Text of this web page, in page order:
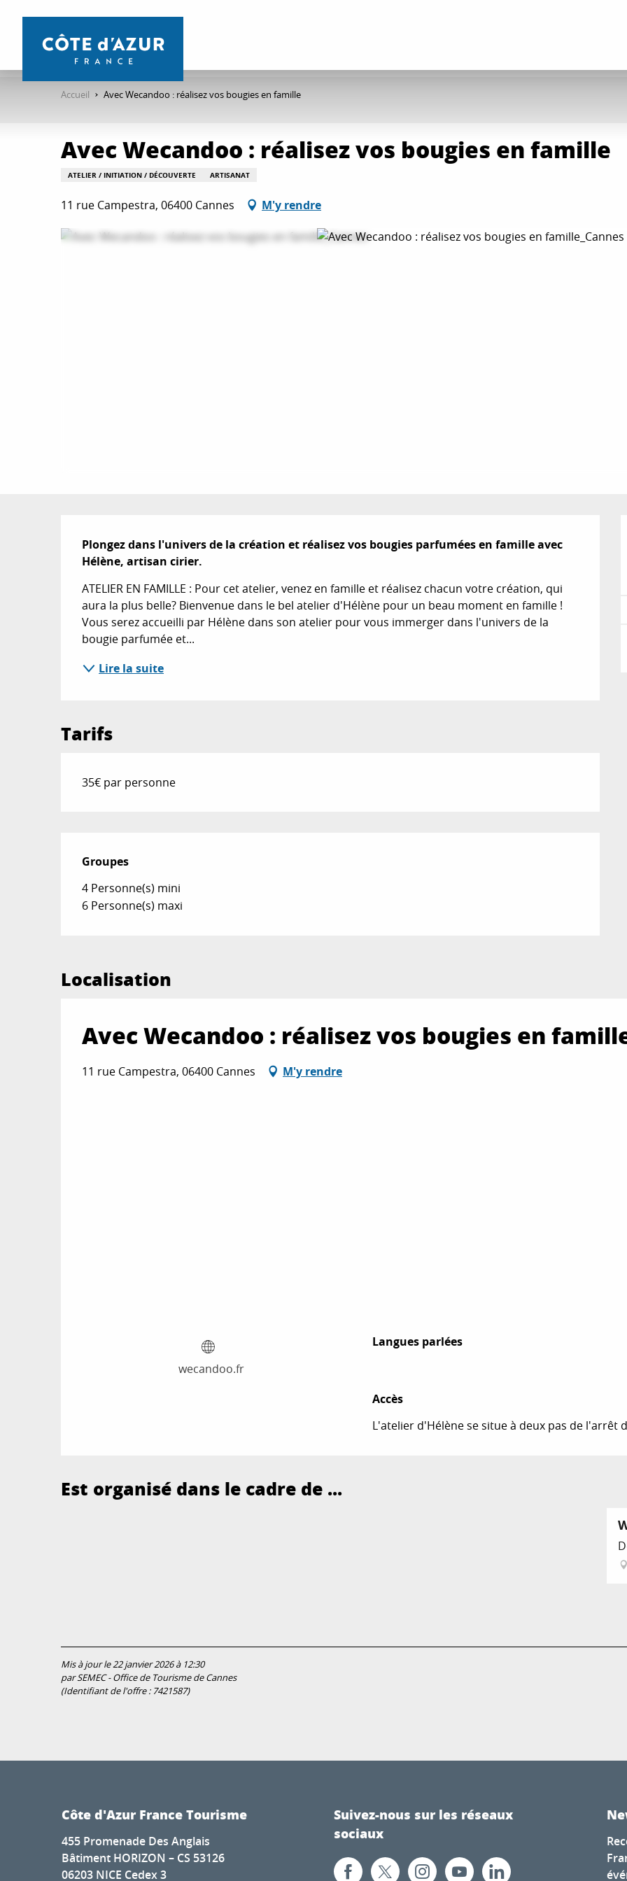
contenu
Accueil Avec Wecandoo : réalisez vos bougies en famille
Avec Wecandoo : réalisez vos bougies en famille
ATELIER / INITIATION / DÉCOUVERTE ARTISANAT
11 rue Campestra, 06400 Cannes M'y rendre
Description
Plongez dans l'univers de la création et réalisez vos bougies parfumées en famille avec
Hélène, artisan cirier.
ATELIER EN FAMILLE : Pour cet atelier, venez en famille et réalisez chacun votre création, qui
aura la plus belle? Bienvenue dans le bel atelier d'Hélène pour un beau moment en famille !
Vous serez accueilli par Hélène dans son atelier pour vous immerger dans l'univers de la
bougie parfumée et...
Lire la suite
Tarifs
35€ par personne
Groupes
Groupes
4 Personne(s) mini
6 Personne(s) maxi
Localisation
Avec Wecandoo : réalisez vos bougies en
11 rue Campestra, 06400 Cannes M'y rendre
wecandoo.fr
Langues parlées
Langues parlées
Accès
Accès
L'atelier d'Hélène se situe à deux pas de l'arrêt
Est organisé dans le cadre de ...
Mis à jour le 22 janvier 2026 à 12:30
par SEMEC - Office de Tourisme de Cannes
(Identifiant de l'offre : 7421587)
Côte d'Azur France Tourisme
455 Promenade Des Anglais
Bâtiment HORIZON – CS 53126
06203 NICE Cedex 3
Suivez-nous sur les réseaux
sociaux